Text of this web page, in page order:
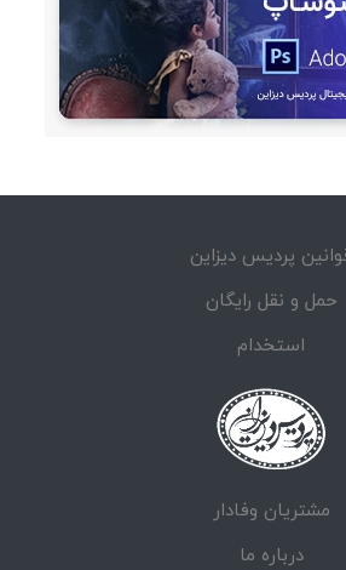
پردیس دیزاین
حمل و نقل رایگان
استخدام
مشتریان وفادار
درباره ما